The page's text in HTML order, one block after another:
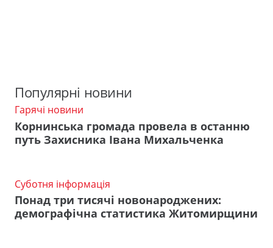
Популярні новини
Гарячі новини
Корнинська громада провела в останню
путь Захисника Івана Михальченка
Суботня інформація
Понад три тисячі новонароджених:
демографічна статистика Житомирщини